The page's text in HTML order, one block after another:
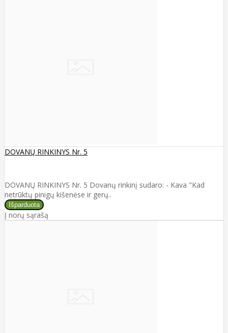
DOVANŲ RINKINYS Nr. 5
DOVANŲ RINKINYS Nr. 5 Dovanų rinkinį sudaro: - Kava "Kad
netrūktų pinigų kišenėse ir gerų..
Į norų sąrašą